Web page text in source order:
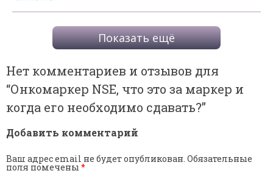
Показать ещё
Нет комментариев и отзывов для
“Онкомаркер NSE, что это за маркер и
когда его необходимо сдавать?”
Добавить комментарий
Ваш адрес email не будет опубликован. Обязательные
поля помечены *